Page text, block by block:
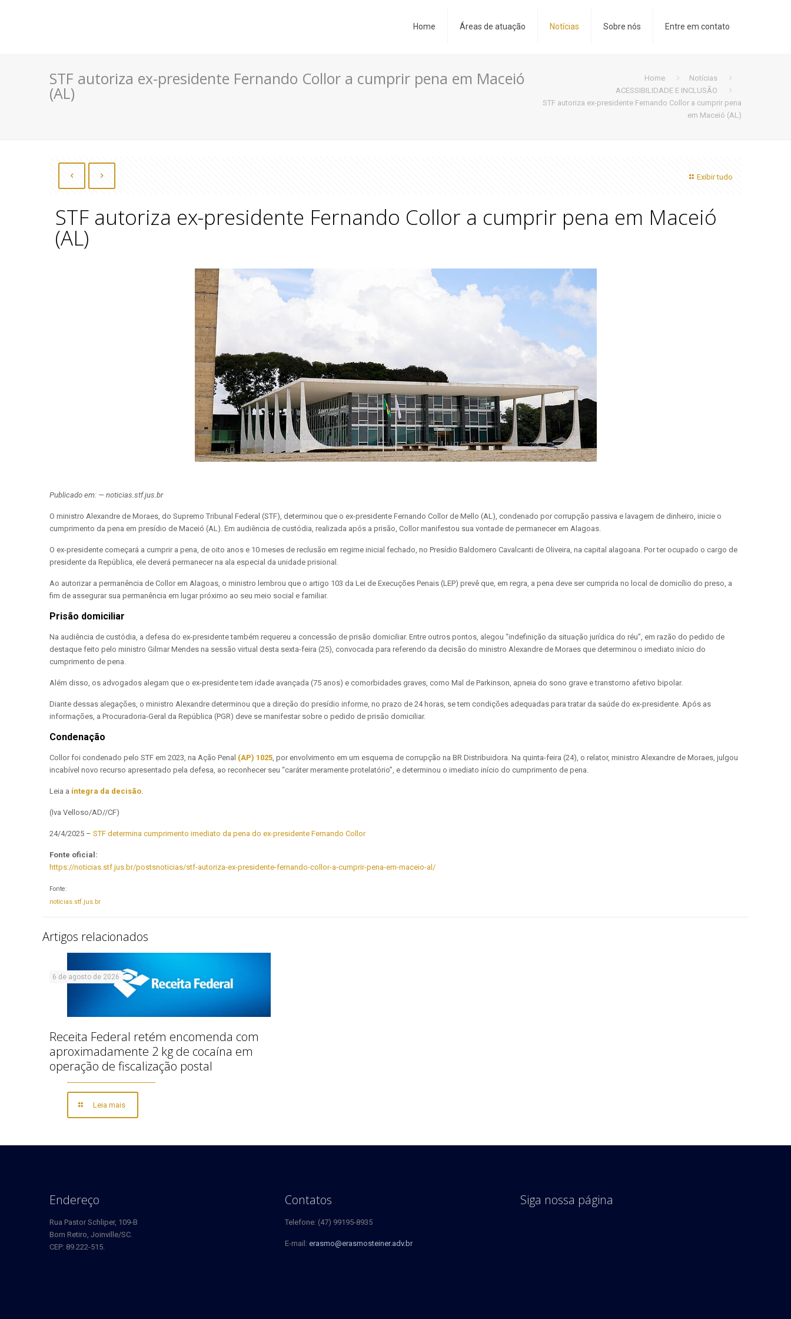
Home Áreas de atuação Notícias Sobre nós Entre em contato
STF autoriza ex-presidente Fernando Collor a cumprir pena em Maceió
(AL)
Home
Notícias
ACESSIBILIDADE E INCLUSÃO
STF autoriza ex-presidente Fernando Collor a cumprir pena
em Maceió (AL)
Exibir tudo
STF autoriza ex-presidente Fernando Collor a cumprir pena em Maceió
(AL)
Publicado em: — noticias.stf.jus.br
O ministro Alexandre de Moraes, do Supremo Tribunal Federal (STF), determinou que o ex-presidente Fernando Collor de Mello (AL), condenado por corrupção passiva e lavagem de dinheiro, inicie o
cumprimento da pena em presídio de Maceió (AL). Em audiência de custódia, realizada após a prisão, Collor manifestou sua vontade de permanecer em Alagoas.
O ex-presidente começará a cumprir a pena, de oito anos e 10 meses de reclusão em regime inicial fechado, no Presídio Baldomero Cavalcanti de Oliveira, na capital alagoana. Por ter ocupado o cargo de
presidente da República, ele deverá permanecer na ala especial da unidade prisional.
Ao autorizar a permanência de Collor em Alagoas, o ministro lembrou que o artigo 103 da Lei de Execuções Penais (LEP) prevê que, em regra, a pena deve ser cumprida no local de domicílio do preso, a
fim de assegurar sua permanência em lugar próximo ao seu meio social e familiar.
Prisão domiciliar
Na audiência de custódia, a defesa do ex-presidente também requereu a concessão de prisão domiciliar. Entre outros pontos, alegou “indefinição da situação jurídica do réu”, em razão do pedido de
destaque feito pelo ministro Gilmar Mendes na sessão virtual desta sexta-feira (25), convocada para referendo da decisão do ministro Alexandre de Moraes que determinou o imediato início do
cumprimento de pena.
Além disso, os advogados alegam que o ex-presidente tem idade avançada (75 anos) e comorbidades graves, como Mal de Parkinson, apneia do sono grave e transtorno afetivo bipolar.
Diante dessas alegações, o ministro Alexandre determinou que a direção do presídio informe, no prazo de 24 horas, se tem condições adequadas para tratar da saúde do ex-presidente. Após as
informações, a Procuradoria-Geral da República (PGR) deve se manifestar sobre o pedido de prisão domiciliar.
Condenação
Collor foi condenado pelo STF em 2023, na Ação Penal (AP) 1025, por envolvimento em um esquema de corrupção na BR Distribuidora. Na quinta-feira (24), o relator, ministro Alexandre de Moraes, julgou
incabível novo recurso apresentado pela defesa, ao reconhecer seu “caráter meramente protelatório”, e determinou o imediato início do cumprimento de pena.
Leia a íntegra da decisão.
(Iva Velloso/AD//CF)
24/4/2025 – STF determina cumprimento imediato da pena do ex-presidente Fernando Collor
Fonte oficial:
https://noticias.stf.jus.br/postsnoticias/stf-autoriza-ex-presidente-fernando-collor-a-cumprir-pena-em-maceio-al/
Fonte:
noticias.stf.jus.br
Artigos relacionados
6 de agosto de 2026
Receita Federal retém encomenda com
aproximadamente 2 kg de cocaína em
operação de fiscalização postal
Leia mais
Endereço
Rua Pastor Schliper, 109-B
Bom Retiro, Joinville/SC.
CEP: 89.222-515.
Contatos
Telefone: (47) 99195-8935
E-mail: erasmo@erasmosteiner.adv.br
Siga nossa página